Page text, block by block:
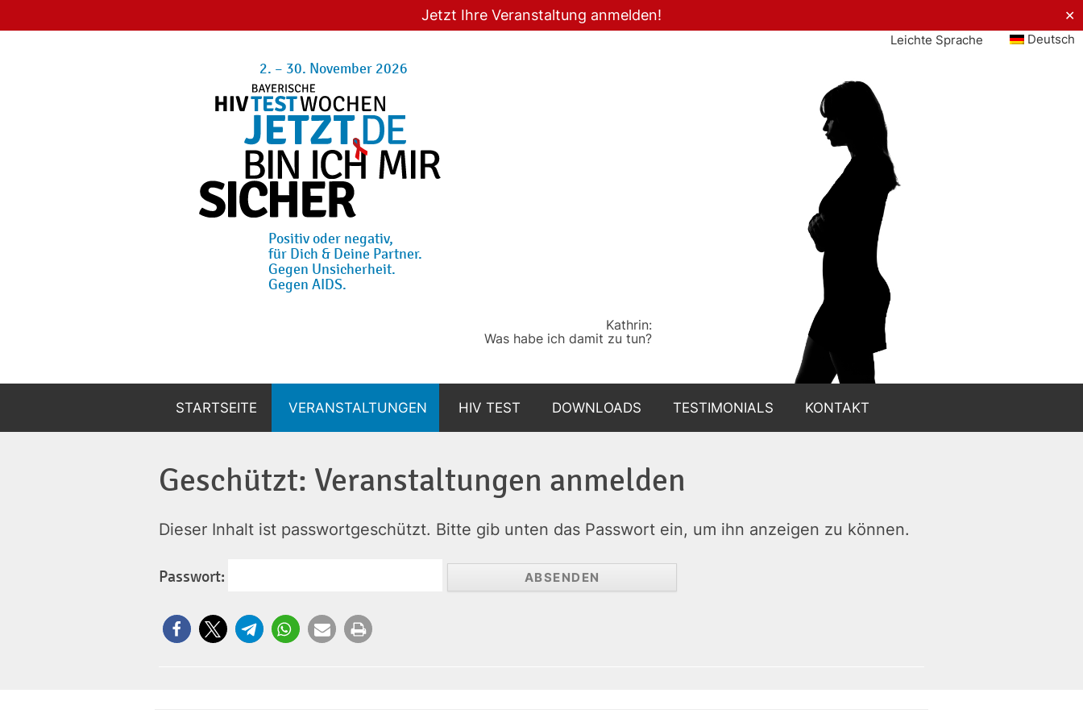
Jetzt Ihre Veranstaltung anmelden!
✕
Leichte Sprache
Deutsch
2. – 30. November 2026
Positiv oder negativ,
für Dich & Deine Partner.
Gegen Unsicherheit.
Gegen AIDS.
Kathrin:
Was habe ich damit zu tun?
Inhalt
springen
STARTSEITE VERANSTALTUNGEN HIV TEST
WO?
UND DANN?
DOWNLOADS TESTIMONIALS KONTAKT
Geschützt: Veranstalt­ungen an­melden
Dieser Inhalt ist passwortgeschützt. Bitte gib unten das Passwort ein, um ihn anzeigen zu können.
Passwort: